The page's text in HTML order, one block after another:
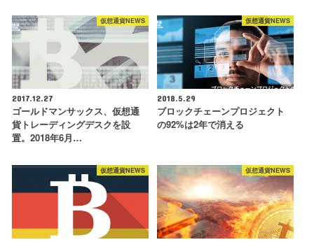
仮想通貨NEWS
2017.12.27
ゴールドマンサックス、仮想通
貨トレーディングデスクを設
置。2018年6月…
仮想通貨NEWS
2018.5.29
ブロックチェーンプロジェクト
の92%は2年で消える
仮想通貨NEWS 仮想通貨NEWS